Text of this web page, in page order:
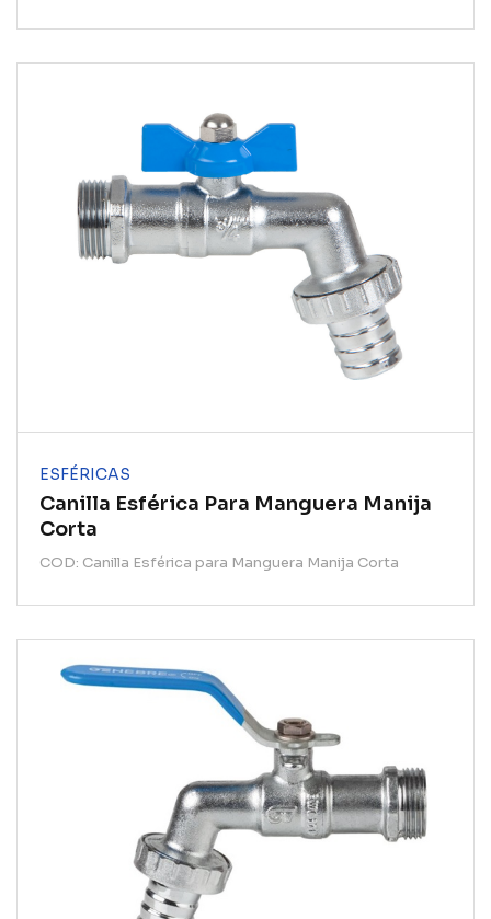
ESFÉRICAS
Canilla Esférica Para Manguera Manija
Corta
COD: Canilla Esférica para Manguera Manija Corta